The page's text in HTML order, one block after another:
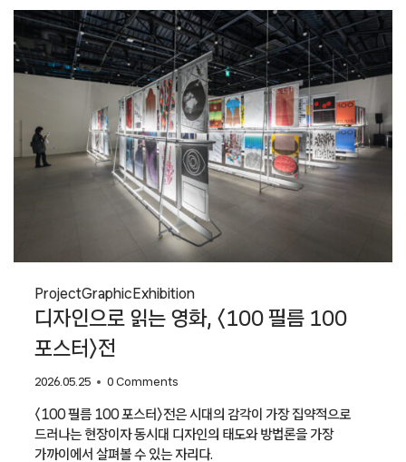
제61회
베니스비엔날레
국제미술전
리뷰
ProjectGraphic Exhibition
디자인으로 읽는 영화, 〈100 필름 100
포스터〉전
2026.05.25 0 Comments
〈100 필름 100 포스터〉전은 시대의 감각이 가장 집약적으로
드러나는 현장이자 동시대 디자인의 태도와 방법론을 가장
가까이에서 살펴볼 수 있는 자리다.